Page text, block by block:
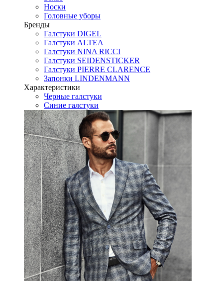
Носки
Головные уборы
Бренды
Галстуки DIGEL
Галстуки ALTEA
Галстуки NINA RICCI
Галстуки SEIDENSTICKER
Галстуки PIERRE CLARENCE
Запонки LINDENMANN
Характеристики
Черные галстуки
Синие галстуки